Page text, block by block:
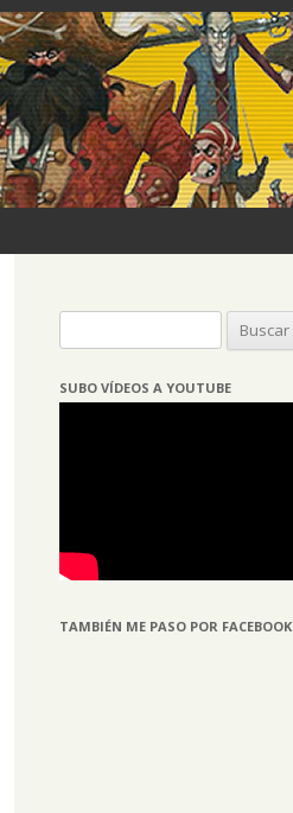
SUBO VÍDEOS A YOUTUBE
TAMBIÉN ME PASO POR FACEBOOK